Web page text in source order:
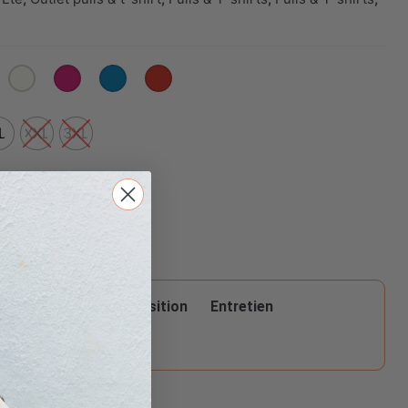
XXL 3XL
Matière Composition Entretien
VISCOSE
ce produit :